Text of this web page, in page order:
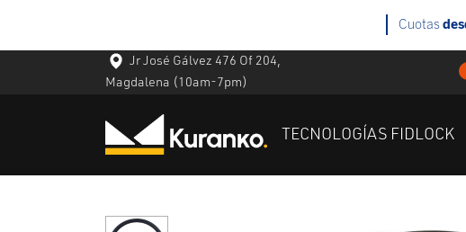
Jr José Gálvez 476 Of 204,
Magdalena (10am-7pm)
TECNOLOGÍAS FIDLOCK